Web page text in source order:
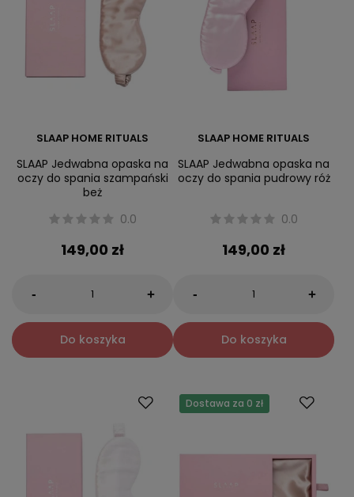
SLAAP HOME RITUALS
SLAAP Jedwabna opaska na
oczy do spania szampański
beż
0.0
149,00 zł
- +
Do koszyka
SLAAP HOME RITUALS
SLAAP Jedwabna opaska na
oczy do spania pudrowy róż
0.0
149,00 zł
- +
Do koszyka
Dostawa za 0 zł